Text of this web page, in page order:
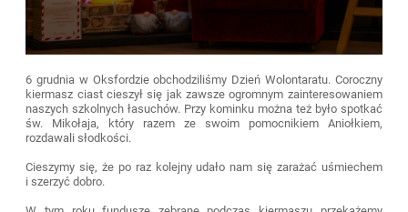
6 grudnia w Oksfordzie obchodziliśmy Dzień Wolontaratu. Coroczny
kiermasz ciast cieszył się jak zawsze ogromnym zainteresowaniem
naszych szkolnych łasuchów. Przy kominku można też było spotkać
św. Mikołaja, który razem ze swoim pomocnikiem Aniołkiem,
rozdawali słodkości.
Cieszymy się, że po raz kolejny udało nam się zarażać uśmiechem
i szerzyć dobro.